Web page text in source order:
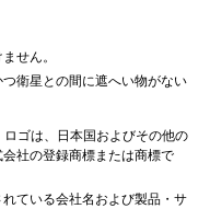
せん。
衛星との間に遮へい物がない
ゴは、日本国およびその他の
社の登録商標または商標で
ている会社名および製品・サ